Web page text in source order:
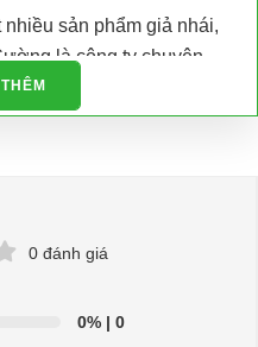
sản phẩm giả nhái,
là công ty chuyên
tùng xe điện trực tiếp tại
lượng và có giấy tờ được
quan đến xe điện miễn phí
bị dành cho xe điện.
0 đánh giá
0% | 0